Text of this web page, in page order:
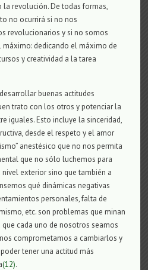
revolución. De todas formas,
no ocurrirá si no nos
revolucionarios y si no somos
dedicando el máximo de
y creatividad a la tarea
buenas actitudes
trato con los otros y potenciar la
iguales. Esto incluye la sinceridad,
desde el respeto y el amor
anestésico que no nos permita
que no sólo luchemos para
exterior sino que también a
qué dinámicas negativas
personales, falta de
etc. son problemas que minan
cada uno de nosotros seamos
comprometamos a cambiarlos y
tener una actitud más
(12).